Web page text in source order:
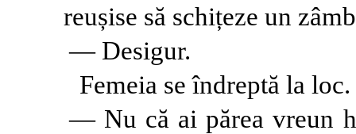
reușise să schițeze un
— Desigur.
Femeia se îndreptă la loc.
— Nu că ai părea vreun